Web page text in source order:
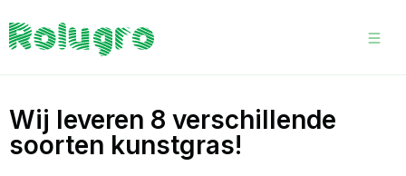
Wij leveren 8 verschillende
soorten kunstgras!